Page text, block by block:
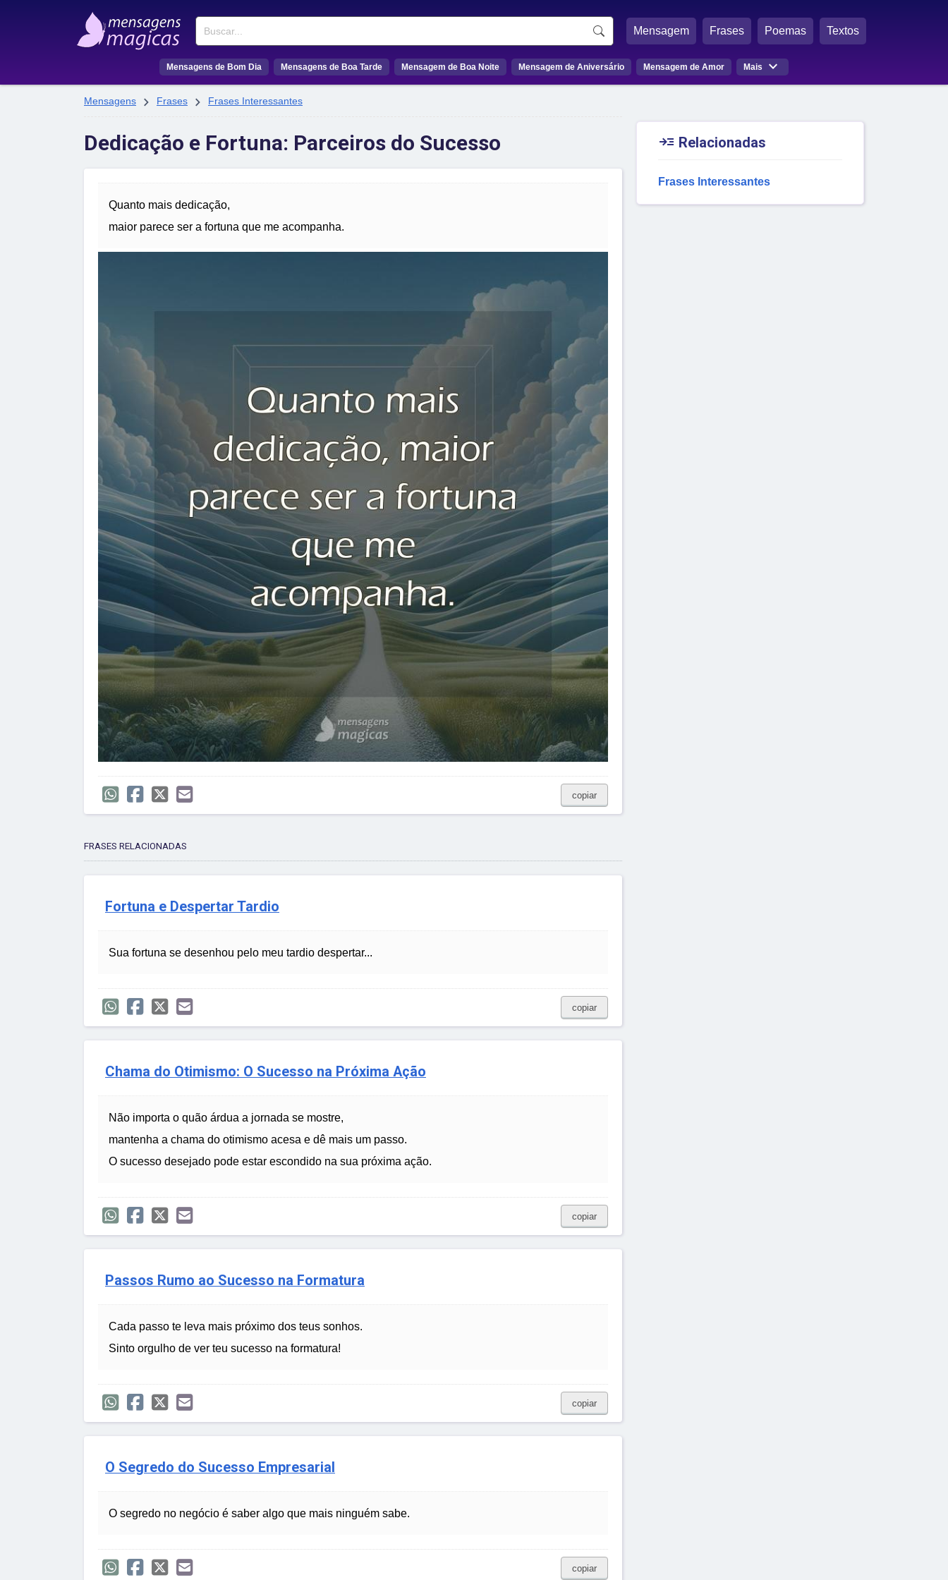
Buscar Mensagem Frases Poemas Textos
Mensagens de Bom Dia Mensagens de Boa Tarde Mensagem de Boa Noite Mensagem de Aniversário Mensagem de Amor Mais 
Mensagens  Frases  Frases Interessantes
Dedicação e Fortuna: Parceiros do Sucesso
Quanto mais dedicação,
maior parece ser a fortuna que me acompanha.
copiar
FRASES RELACIONADAS
Fortuna e Despertar Tardio
Sua fortuna se desenhou pelo meu tardio despertar...
copiar
Chama do Otimismo: O Sucesso na Próxima Ação
Não importa o quão árdua a jornada se mostre,
mantenha a chama do otimismo acesa e dê mais um passo.
O sucesso desejado pode estar escondido na sua próxima ação.
copiar
Passos Rumo ao Sucesso na Formatura
Cada passo te leva mais próximo dos teus sonhos.
Sinto orgulho de ver teu sucesso na formatura!
copiar
O Segredo do Sucesso Empresarial
O segredo no negócio é saber algo que mais ninguém sabe.
copiar
 Relacionadas
Frases Interessantes